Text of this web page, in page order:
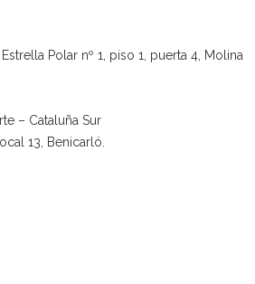
Polar nº 1, piso 1, puerta 4, Molina
– Cataluña Sur
13, Benicarló.